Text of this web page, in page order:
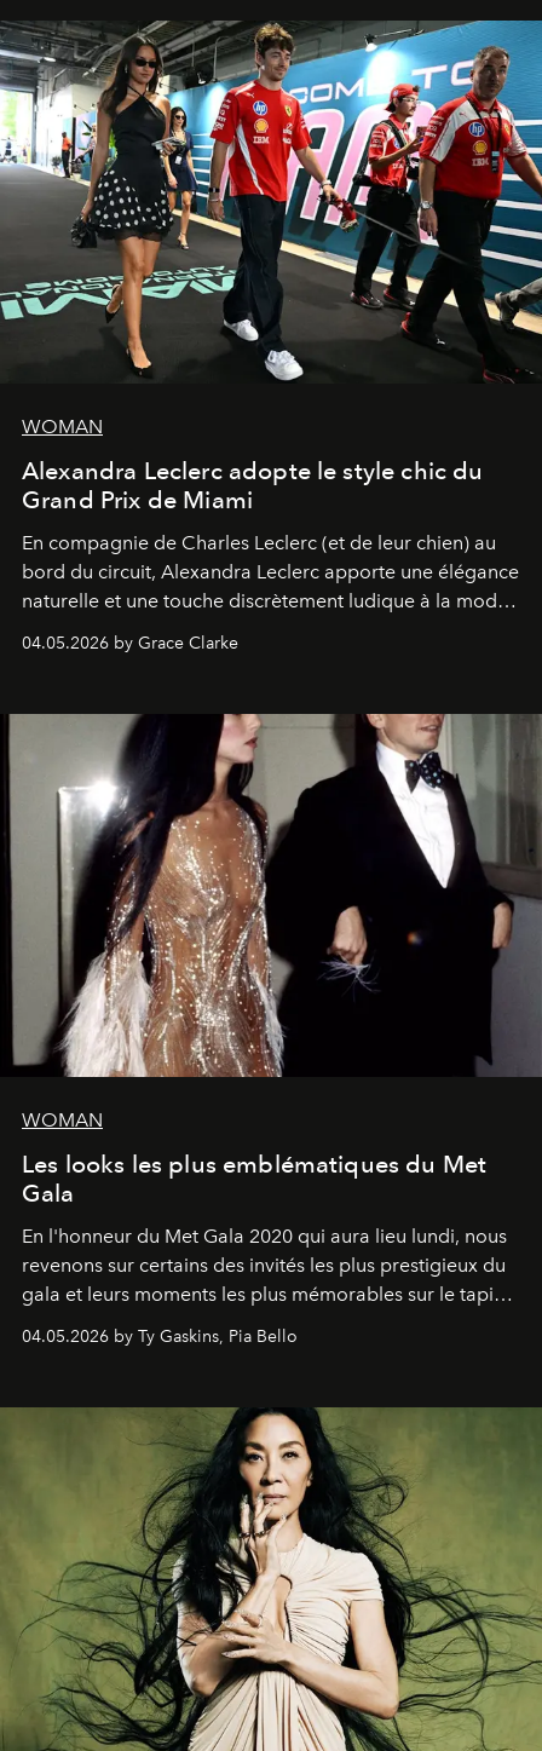
WOMAN
Alexandra Leclerc adopte le style chic du
Grand Prix de Miami
En compagnie de Charles Leclerc (et de leur chien) au
bord du circuit, Alexandra Leclerc apporte une élégance
naturelle et une touche discrètement ludique à la mode
04.05.2026 by Grace Clarke
WOMAN
Les looks les plus emblématiques du Met
Gala
En l'honneur du Met Gala 2020 qui aura lieu lundi, nous
revenons sur certains des invités les plus prestigieux du
gala et leurs moments les plus mémorables sur le tapis
04.05.2026 by Ty Gaskins, Pia Bello